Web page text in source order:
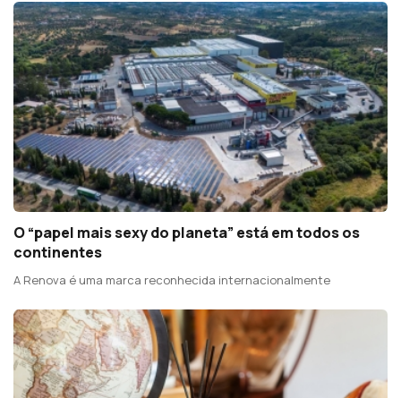
O “papel mais sexy do planeta” está em todos os
continentes
A Renova é uma marca reconhecida internacionalmente